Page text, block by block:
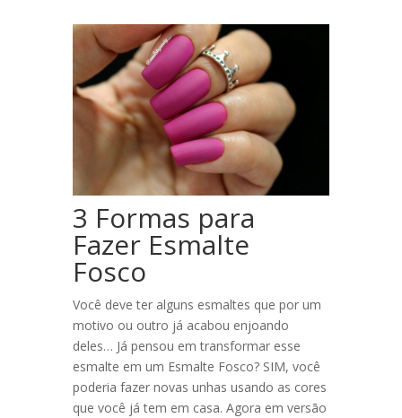
3 Formas para
Fazer Esmalte
Fosco
Você deve ter alguns esmaltes que por um
motivo ou outro já acabou enjoando
deles… Já pensou em transformar esse
esmalte em um Esmalte Fosco? SIM, você
poderia fazer novas unhas usando as cores
que você já tem em casa. Agora em versão